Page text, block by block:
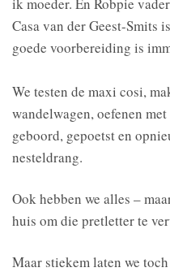
Casa van der Geest-Smits
goede voorbereiding is
We testen de maxi cosi,
wandelwagen, oefenen
geboord, gepoetst en
nesteldrang.
Ook hebben we alles –
huis om die pretletter te
Maar stiekem laten we